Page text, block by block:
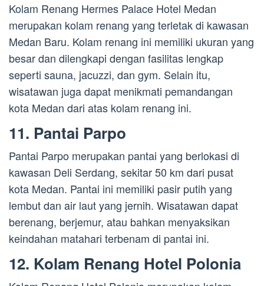
Kolam Renang Hermes Palace Hotel Medan
merupakan kolam renang yang terletak di kawasan
Medan Baru. Kolam renang ini memiliki ukuran yang
besar dan dilengkapi dengan fasilitas lengkap
seperti sauna, jacuzzi, dan gym. Selain itu,
wisatawan juga dapat menikmati pemandangan
kota Medan dari atas kolam renang ini.
11. Pantai Parpo
Pantai Parpo merupakan pantai yang berlokasi di
kawasan Deli Serdang, sekitar 50 km dari pusat
kota Medan. Pantai ini memiliki pasir putih yang
lembut dan air laut yang jernih. Wisatawan dapat
berenang, berjemur, atau bahkan menyaksikan
keindahan matahari terbenam di pantai ini.
12. Kolam Renang Hotel Polonia